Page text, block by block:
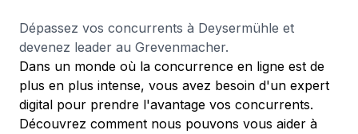
Dépassez vos concurrents à Deysermühle et
devenez leader au Grevenmacher.
Dans un monde où la concurrence en ligne est de
plus en plus intense, vous avez besoin d'un expert
digital pour prendre l'avantage vos concurrents.
Découvrez comment nous pouvons vous aider à